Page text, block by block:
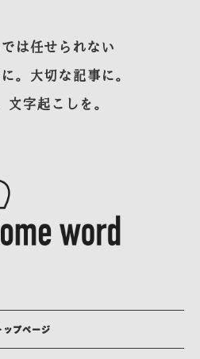
は任せられない
。大切な記事に。
文字起こしを。
ップページ